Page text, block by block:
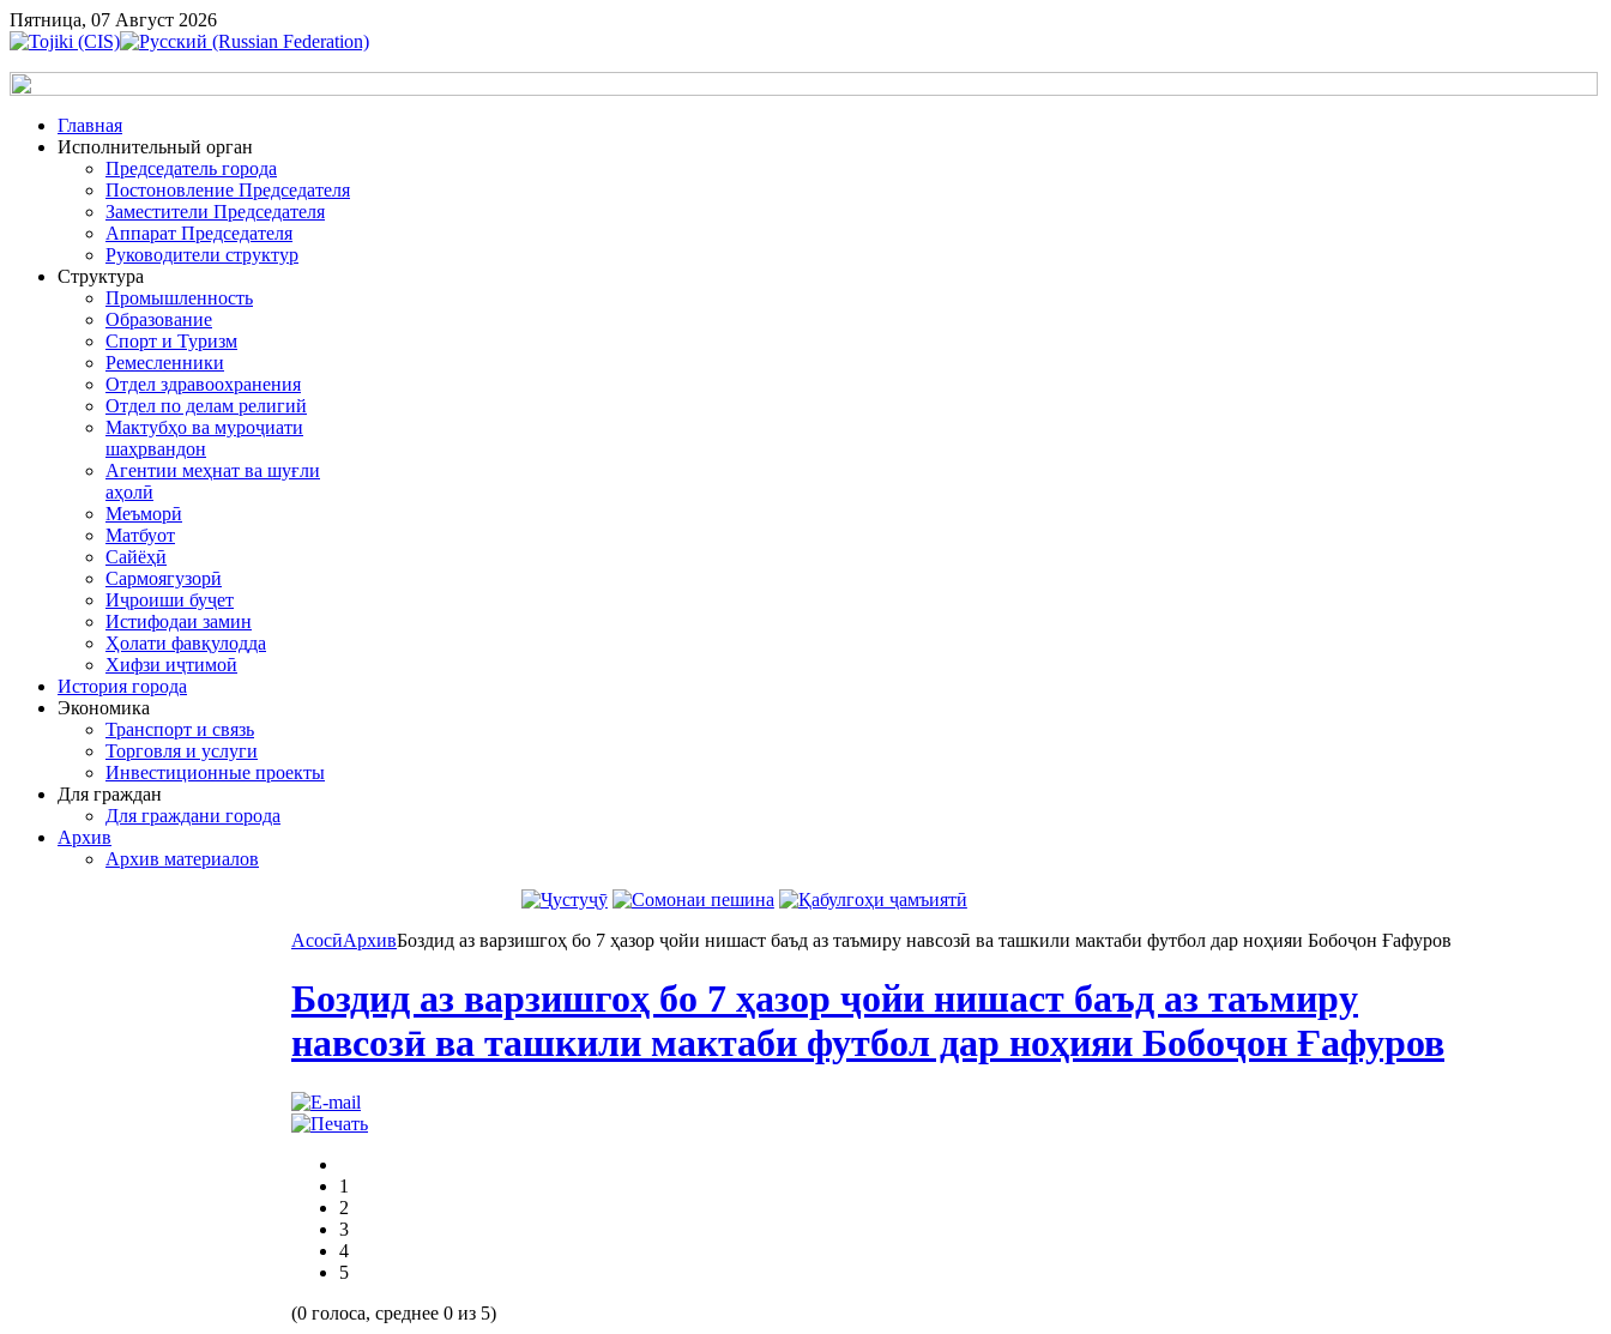
Пятница, 07 Август 2026
Главная
Исполнительный орган
Председатель города
Постоновление Председателя
Заместители Председателя
Аппарат Председателя
Руководители структур
Структура
Промышленность
Образование
Спорт и Туризм
Ремесленники
Отдел здравоохранения
Отдел по делам религий
Мактубҳо ва муроҷиати
шаҳрвандон
Агентии меҳнат ва шуғли
аҳолӣ
Меъморӣ
Матбуот
Сайёҳӣ
Сармоягузорӣ
Иҷроиши буҷет
Истифодаи замин
Ҳолати фавқулодда
Хифзи иҷтимоӣ
История города
Экономика
Транспорт и связь
Торговля и услуги
Инвестиционные проекты
Для граждан
Для граждани города
Архив
Архив материалов
АсосӣАрхивБоздид аз варзишгоҳ бо 7 ҳазор ҷойи нишаст баъд аз таъмиру навсозӣ ва ташкили мактаби футбол дар ноҳияи Бобоҷон Ғафуров
Боздид аз варзишгоҳ бо 7 ҳазор ҷойи нишаст баъд аз таъмиру
навсозӣ ва ташкили мактаби футбол дар ноҳияи Бобоҷон Ғафуров
1
2
3
4
5
(0 голоса, среднее 0 из 5)